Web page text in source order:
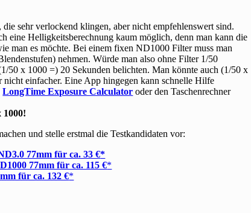
sehr verlockend klingen, aber nicht empfehlenswert sind.
eine Helligkeitsberechnung kaum möglich, denn man kann die
man es möchte. Bei einem fixen ND1000 Filter muss man
nehmen. Würde man also ohne Filter 1/50
50 x 1000 =) 20 Sekunden belichten. Man könnte auch (1/50 x
nicht einfacher. Eine App hingegen kann schnelle Hilfe
LongTime Exposure Calculator oder den Taschenrechner
und stelle erstmal die Testkandidaten vor:
77mm für ca. 33 €
77mm für ca. 115 €
für ca. 132 €